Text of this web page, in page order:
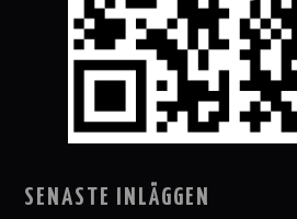
SENASTE INLÄGGEN